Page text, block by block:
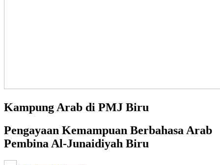
Kampung Arab di PMJ Biru
Pengayaan Kemampuan Berbahasa Arab
Pembina Al-Junaidiyah Biru